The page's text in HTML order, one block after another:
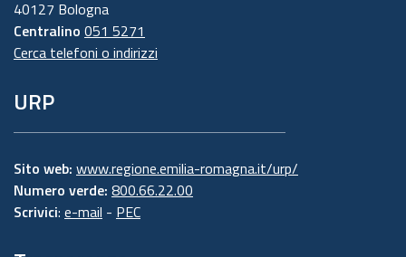
40127 Bologna
Centralino 051 5271
Cerca telefoni o indirizzi
URP
Sito web: www.regione.emilia-romagna.it/urp/
Numero verde: 800.66.22.00
Scrivici: e-mail - PEC